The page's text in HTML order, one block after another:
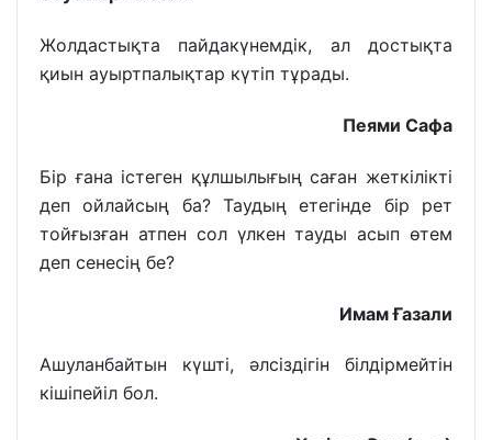
Жолдастықта пайдакүнемдік, ал достықта
қиын ауыртпалықтар күтіп тұрады.
Пеями Сафа
Бір ғана істеген құлшылығың саған жеткілікті
деп ойлайсың ба? Таудың етегінде бір рет
тойғызған атпен сол үлкен тауды асып өтем
деп сенесің бе?
Имам Ғазали
Ашуланбайтын күшті, әлсіздігін білдірмейтін
кішіпейіл бол.